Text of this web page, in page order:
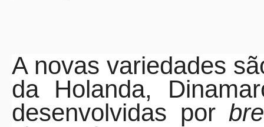
A novas variedades
da Holanda,
desenvolvidas por